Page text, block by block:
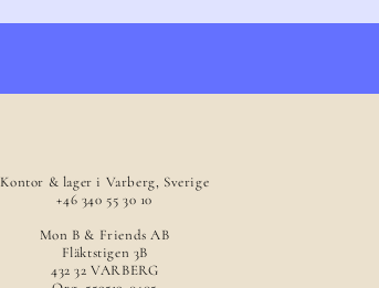
Kontor & lager i Varberg, Sverige
+46 340 55 30 10
Mon B & Friends AB
Fläktstigen 3B
432 32 VARBERG